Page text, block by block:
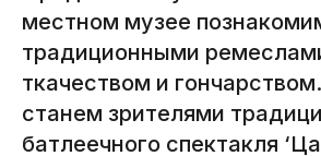
местном музее
традиционными
ткачеством и
станем зрителями
батлеечного спектакля